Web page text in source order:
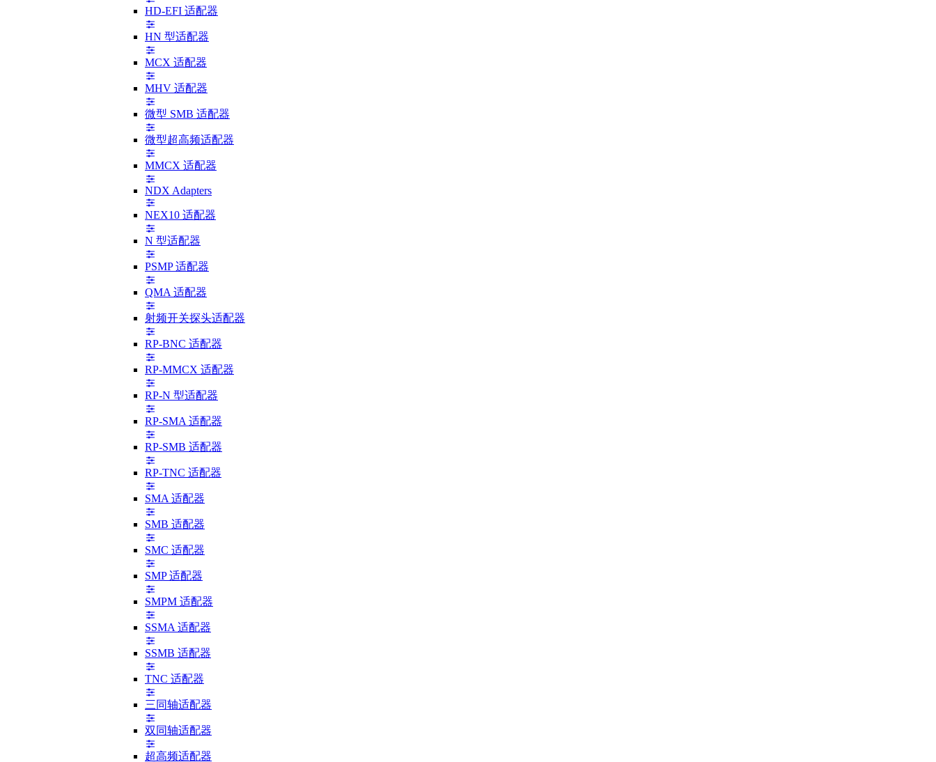
HD-EFI 适配器
HN 型适配器
MCX 适配器
MHV 适配器
微型 SMB 适配器
微型超高频适配器
MMCX 适配器
NDX Adapters
NEX10 适配器
N 型适配器
PSMP 适配器
QMA 适配器
射频开关探头适配器
RP-BNC 适配器
RP-MMCX 适配器
RP-N 型适配器
RP-SMA 适配器
RP-SMB 适配器
RP-TNC 适配器
SMA 适配器
SMB 适配器
SMC 适配器
SMP 适配器
SMPM 适配器
SSMA 适配器
SSMB 适配器
TNC 适配器
三同轴适配器
双同轴适配器
超高频适配器